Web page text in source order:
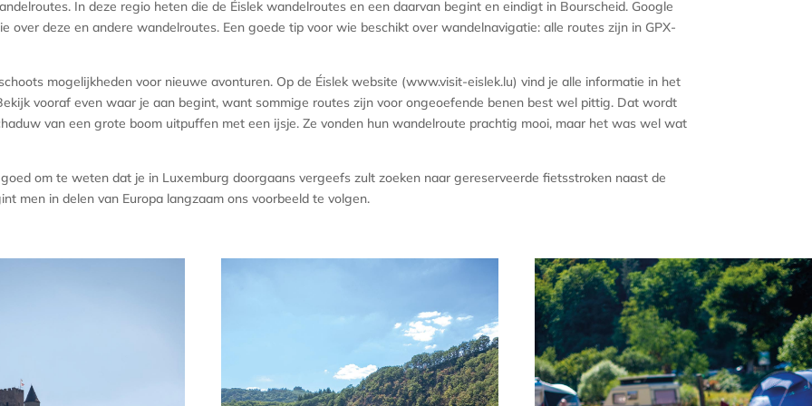
In deze regio heten die de Éislek wandelroutes en een daarvan begint en eindigt in Bourscheid. Google
over deze en andere wandelroutes. Een goede tip voor wie beschikt over wandelnavigatie: alle routes zijn in GPX-
mogelijkheden voor nieuwe avonturen. Op de Éislek website (www.visit-eislek.lu) vind je alle informatie in het
vooraf even waar je aan begint, want sommige routes zijn voor ongeoefende benen best wel pittig. Dat wordt
van een grote boom uitpuffen met een ijsje. Ze vonden hun wandelroute prachtig mooi, maar het was wel wat
om te weten dat je in Luxemburg doorgaans vergeefs zult zoeken naar gereserveerde fietsstroken naast de
men in delen van Europa langzaam ons voorbeeld te volgen.